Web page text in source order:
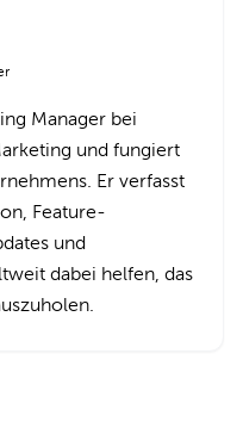
Manager bei
und fungiert
Er verfasst
Feature-
und
dabei helfen, das